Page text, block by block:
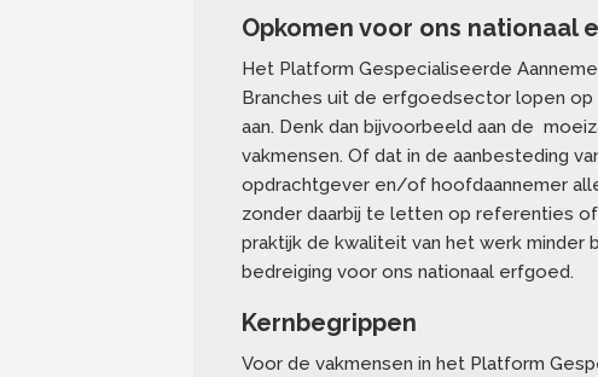
Opkomen voor ons nationaal
Het Platform Gespecialiseerde
Branches uit de erfgoedsector lopen
aan. Denk dan bijvoorbeeld aan de
vakmensen. Of dat in de aanbesteding
opdrachtgever en/of hoofdaannemer
zonder daarbij te letten op referenties of
praktijk de kwaliteit van het werk minder
bedreiging voor ons nationaal erfgoed.
Kernbegrippen
Voor de vakmensen in het Platform